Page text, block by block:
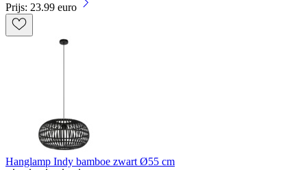
Prijs: 23.99 euro
Hanglamp Indy bamboe zwart Ø55 cm